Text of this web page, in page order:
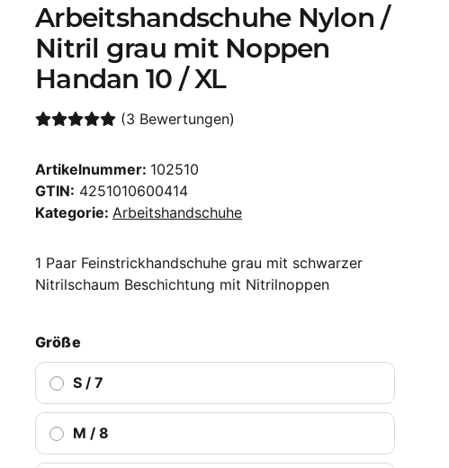
Arbeitshandschuhe Nylon /
Nitril grau mit Noppen
Handan 10 / XL
(3 Bewertungen)
Artikelnummer: 102510
GTIN: 4251010600414
Kategorie: Arbeitshandschuhe
1 Paar Feinstrickhandschuhe grau mit schwarzer
Nitrilschaum Beschichtung mit Nitrilnoppen
Größe
S / 7
M / 8